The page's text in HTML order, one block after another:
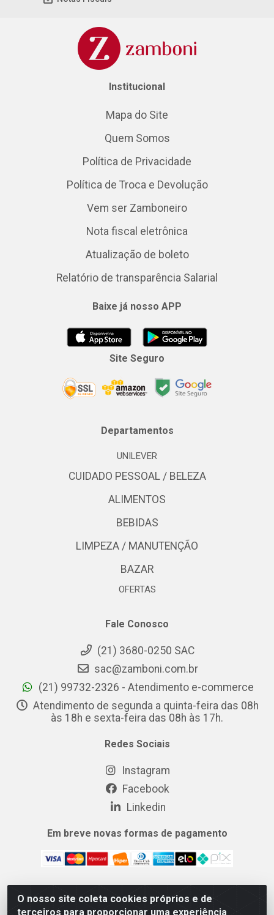
O nosso site coleta cookies próprios e de
terceiros para proporcionar uma experiência
Institucional
Mapa do Site
Quem Somos
Política de Privacidade
Política de Troca e Devolução
Vem ser Zamboneiro
Nota fiscal eletrônica
Atualização de boleto
Relatório de transparência Salarial
Baixe já nosso APP
Site Seguro
Departamentos
UNILEVER
CUIDADO PESSOAL / BELEZA
ALIMENTOS
BEBIDAS
LIMPEZA / MANUTENÇÃO
BAZAR
OFERTAS
Fale Conosco
(21) 3680-0250 SAC
sac@zamboni.com.br
(21) 99732-2326 - Atendimento e-commerce
Atendimento de segunda a quinta-feira das 08h
às 18h e sexta-feira das 08h às 17h.
Redes Sociais
Instagram
Facebook
Linkedin
Em breve novas formas de pagamento
MIX CERTO DISTRIBUIDORA DE COSMÉTICOS ALIMENTOS E